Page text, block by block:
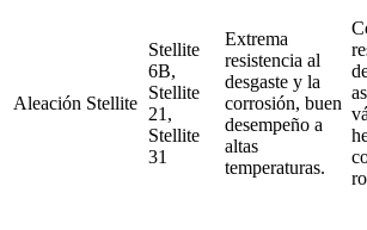
Aleación Stellite
Stellite
6B,
Stellite
21,
Stellite
31
Extrema
resistencia al
desgaste y la
corrosión, buen
desempeño a
altas
temperaturas.